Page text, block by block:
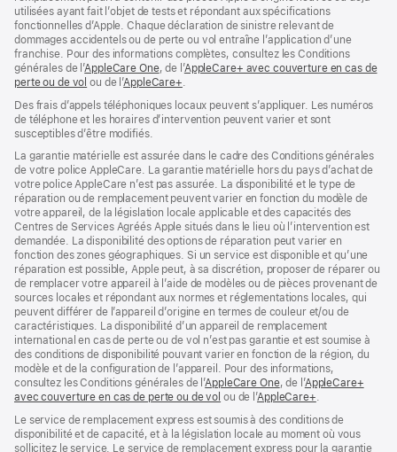
utilisées ayant fait l’objet de tests et répondant aux spécifications
fonctionnelles d’Apple. Chaque déclaration de sinistre relevant de
dommages accidentels ou de perte ou vol entraîne l’application d’une
franchise. Pour des informations complètes, consultez les Conditions
générales de l’AppleCare One(s’ouvre
dans
nouvelle
fenêtre)
, de l’AppleCare+ avec couverture en cas de
perte ou de vol (s’ouvre
une
nouvelle
fenêtre)
ou de l’AppleCare+(s’ouvre
une
nouvelle
.
Des frais d’appels téléphoniques locaux peuvent s’appliquer. Les numéros
de téléphone et les horaires d’intervention peuvent varier et sont
susceptibles d’être modifiés.
La garantie matérielle est assurée dans le cadre des Conditions générales
de votre police AppleCare. La garantie matérielle hors du pays d’achat de
votre police AppleCare n’est pas assurée. La disponibilité et le type de
réparation ou de remplacement peuvent varier en fonction du modèle de
votre appareil, de la législation locale applicable et des capacités des
Centres de Services Agréés Apple situés dans le lieu où l’intervention est
demandée. La disponibilité des options de réparation peut varier en
fonction des zones géographiques. Si un service est disponible et qu’une
réparation est possible, Apple peut, à sa discrétion, proposer de réparer ou
de remplacer votre appareil à l’aide de modèles ou de pièces provenant de
sources locales et répondant aux normes et réglementations locales, qui
peuvent différer de l’appareil d’origine en termes de couleur et/ou de
caractéristiques. La disponibilité d’un appareil de remplacement
international en cas de perte ou de vol n’est pas garantie et est soumise à
des conditions de disponibilité pouvant varier en fonction de la région, du
modèle et de la configuration de l’appareil. Pour des informations,
consultez les Conditions générales de l’AppleCare One(s’ouvre
dans
nouvelle
fenêtre)
, de l’AppleCare+
avec couverture en cas de perte ou de vol (s’ouvre
une
nouvelle
ou de l’AppleCare+(s’ouvre
une
nouvelle
.
Le service de remplacement express est soumis à des conditions de
disponibilité et de capacité, et à la législation locale au moment où vous
sollicitez le service. Le service de remplacement express pour la garantie